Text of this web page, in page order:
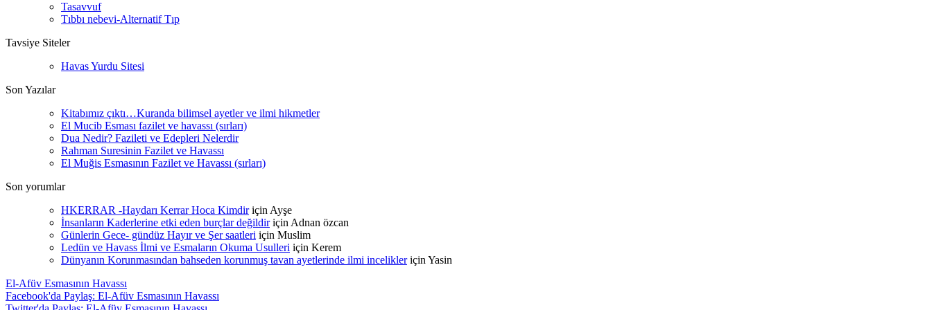
Tasavvuf
Tıbbı nebevi-Alternatif Tıp
Tavsiye Siteler
Havas Yurdu Sitesi
Son Yazılar
Kitabımız çıktı…Kuranda bilimsel ayetler ve ilmi hikmetler
El Mucib Esması fazilet ve havassı (sırları)
Dua Nedir? Fazileti ve Edepleri Nelerdir
Rahman Suresinin Fazilet ve Havassı
El Muğis Esmasının Fazilet ve Havassı (sırları)
Son yorumlar
HKERRAR -Haydarı Kerrar Hoca Kimdiriçin Ayşe
İnsanların Kaderlerine etki eden burçlar değildiriçin Adnan özcan
Günlerin Gece- gündüz Hayır ve Şer saatleri için Muslim
Ledün ve Havass İlmi ve Esmaların Okuma Usulleri için Kerem
Dünyanın Korunmasından bahseden korunmuş tavan ayetlerinde ilmi incelikleriçin Yasin
El-Afüv Esmasının Havassı
Facebook'da Paylaş: El-Afüv Esmasının Havassı